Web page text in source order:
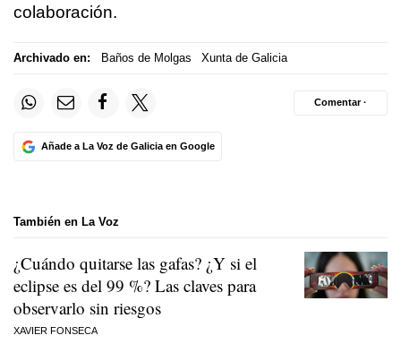
colaboración.
Archivado en: Baños de Molgas Xunta de Galicia
Añade a La Voz de Galicia en Google
Comentar ·
También en La Voz
¿Cuándo quitarse las gafas? ¿Y si el
eclipse es del 99 %? Las claves para
observarlo sin riesgos
XAVIER FONSECA